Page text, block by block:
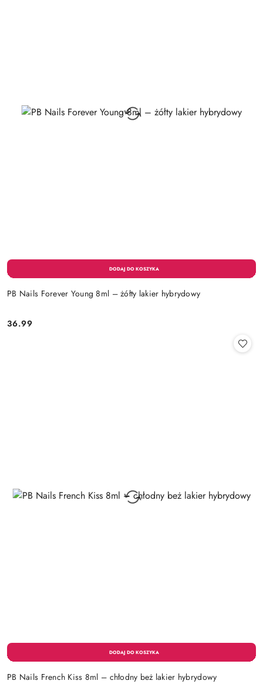
PB Nails Forever Young 8ml – żółty lakier hybrydowy
Cena:
36.99
PB Nails French Kiss 8ml – chłodny beż lakier hybrydowy